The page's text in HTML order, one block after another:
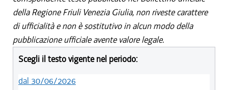
della Regione Friuli Venezia Giulia, non riveste carattere
di ufficialità e non è sostitutivo in alcun modo della
pubblicazione ufficiale avente valore legale.
Scegli il testo vigente nel periodo:
dal 30/06/2026